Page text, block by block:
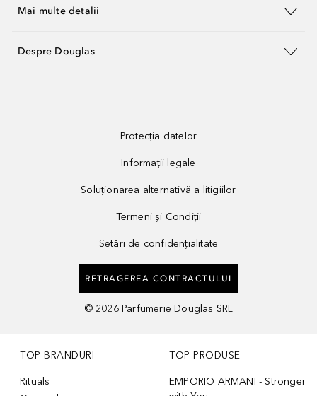
Mai multe detalii
Despre Douglas
Protecția datelor
Informații legale
Soluționarea alternativă a litigiilor
Termeni și Condiții
Setări de confidențialitate
RETRAGEREA CONTRACTULUI
© 2026 Parfumerie Douglas SRL
TOP BRANDURI
Rituals
TOP PRODUSE
EMPORIO ARMANI - Stronger